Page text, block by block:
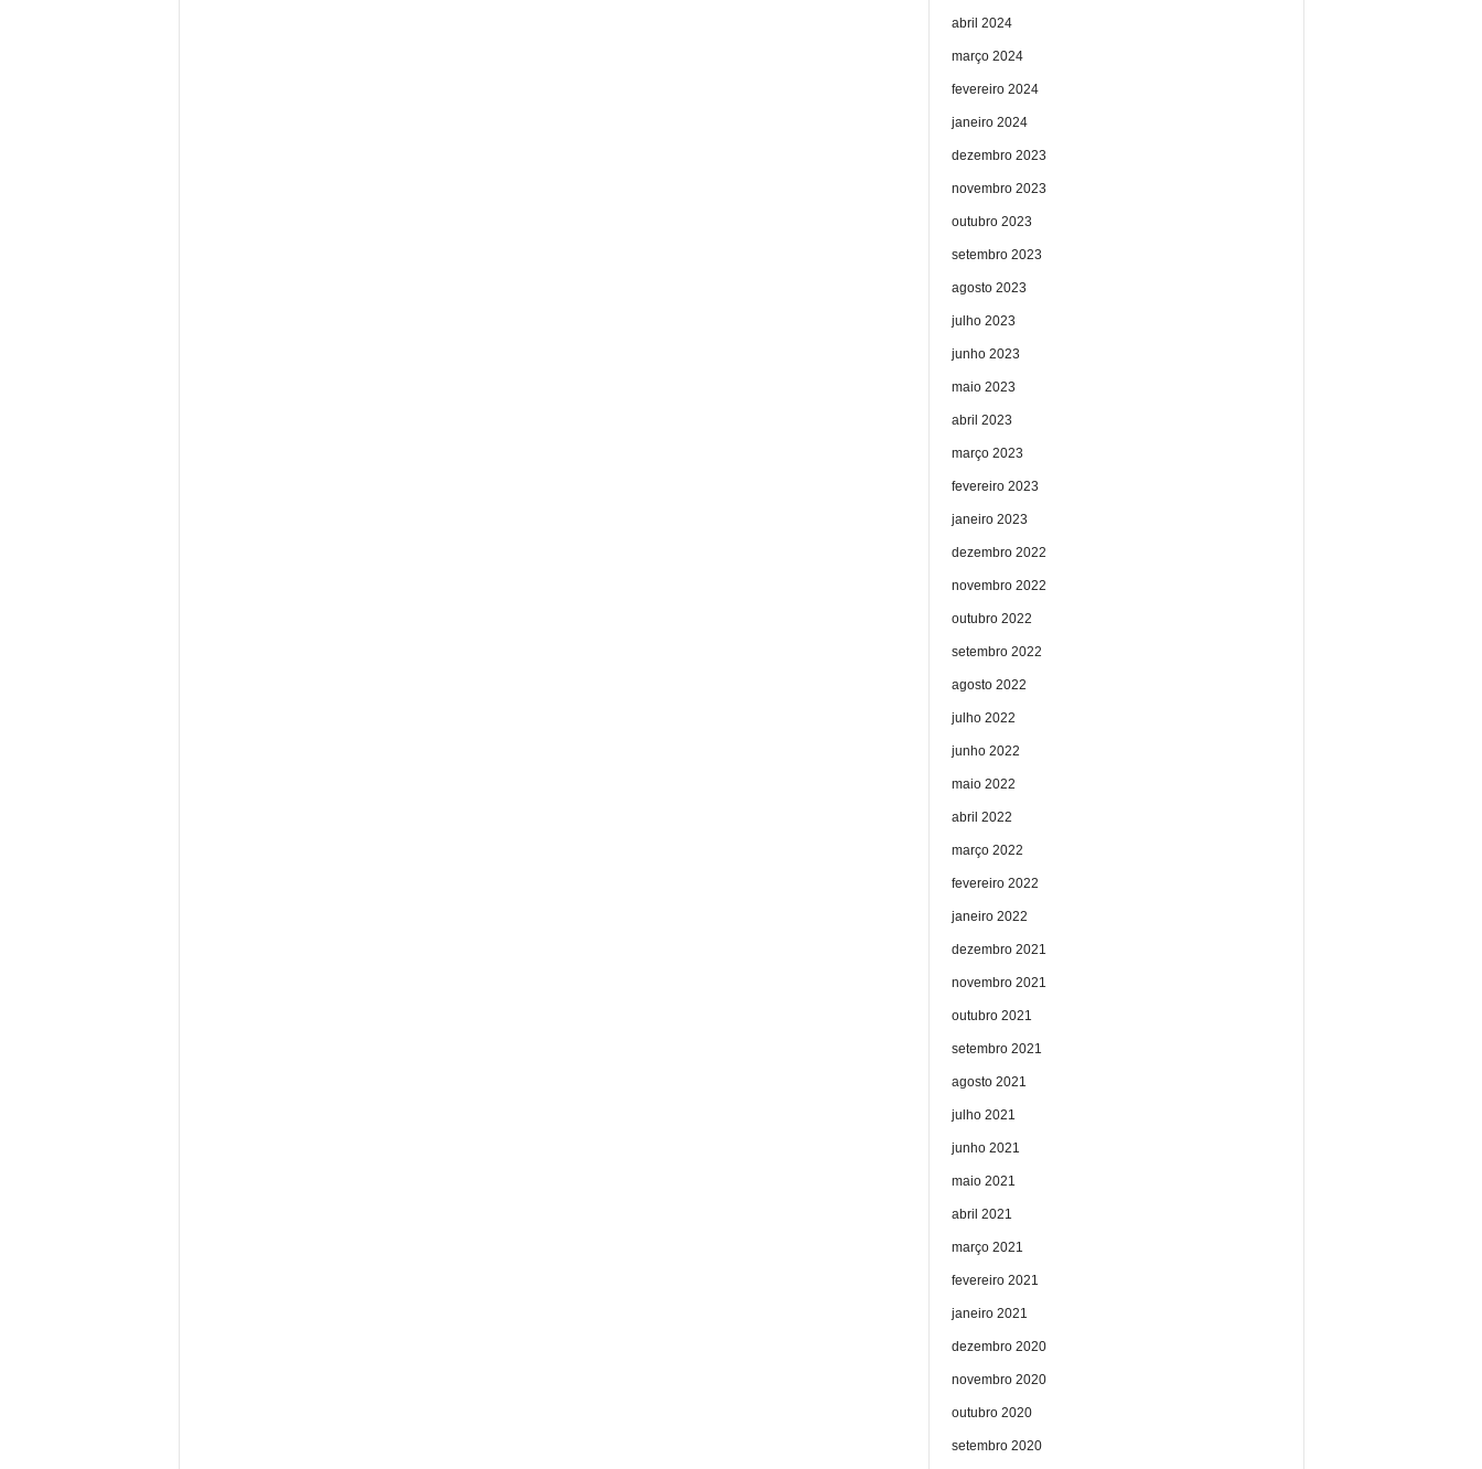
abril 2024
março 2024
fevereiro 2024
janeiro 2024
dezembro 2023
novembro 2023
outubro 2023
setembro 2023
agosto 2023
julho 2023
junho 2023
maio 2023
abril 2023
março 2023
fevereiro 2023
janeiro 2023
dezembro 2022
novembro 2022
outubro 2022
setembro 2022
agosto 2022
julho 2022
junho 2022
maio 2022
abril 2022
março 2022
fevereiro 2022
janeiro 2022
dezembro 2021
novembro 2021
outubro 2021
setembro 2021
agosto 2021
julho 2021
junho 2021
maio 2021
abril 2021
março 2021
fevereiro 2021
janeiro 2021
dezembro 2020
novembro 2020
outubro 2020
setembro 2020